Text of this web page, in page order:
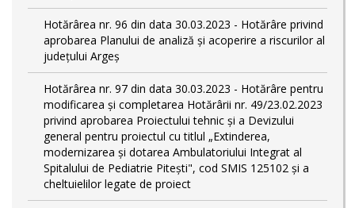
Hotărârea nr. 96 din data 30.03.2023 - Hotărâre privind
aprobarea Planului de analiză și acoperire a riscurilor al
județului Argeș
Hotărârea nr. 97 din data 30.03.2023 - Hotărâre pentru
modificarea și completarea Hotărârii nr. 49/23.02.2023
privind aprobarea Proiectului tehnic și a Devizului
general pentru proiectul cu titlul „Extinderea,
modernizarea și dotarea Ambulatoriului Integrat al
Spitalului de Pediatrie Pitești", cod SMIS 125102 și a
cheltuielilor legate de proiect